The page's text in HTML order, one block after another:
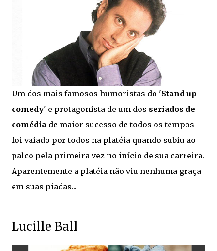
Um dos mais famosos humoristas do 'Stand up
comedy' e protagonista de um dos seriados de
comédia de maior sucesso de todos os tempos
foi vaiado por todos na platéia quando subiu ao
palco pela primeira vez no início de sua carreira.
Aparentemente a platéia não viu nenhuma graça
em suas piadas...
Lucille Ball